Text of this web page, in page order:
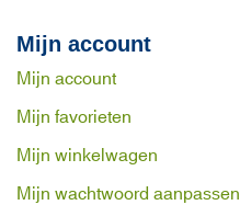
Mijn account
Mijn account
Mijn favorieten
Mijn winkelwagen
Mijn wachtwoord aanpassen